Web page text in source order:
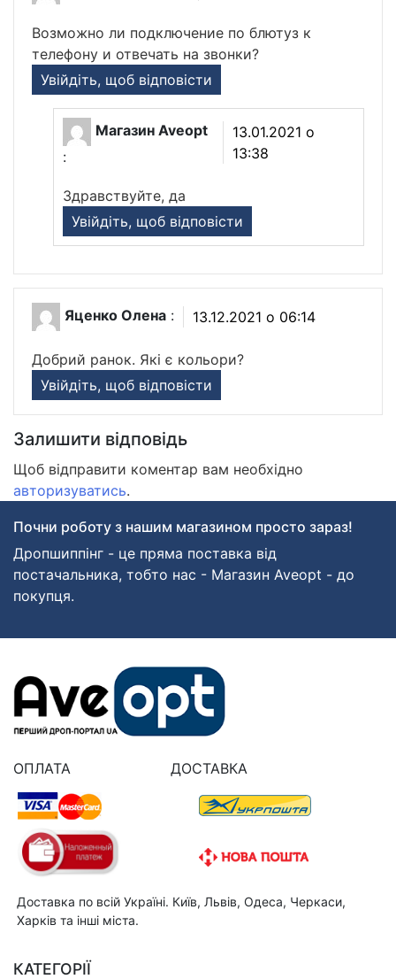
Возможно ли подключение по блютуз к
телефону и отвечать на звонки?
Увійдіть, щоб відповісти
Магазин Aveopt
:
13.01.2021 о
13:38
Здравствуйте, да
Увійдіть, щоб відповісти
Яценко Олена : 13.12.2021 о 06:14
Добрий ранок. Які є кольори?
Увійдіть, щоб відповісти
Залишити відповідь
Щоб відправити коментар вам необхідно
авторизуватись.
Почни роботу з нашим магазином просто зараз!
Дропшиппінг - це пряма поставка від
постачальника, тобто нас - Магазин Aveopt - до
покупця.
ОПЛАТА ДОСТАВКА
Доставка по всій Україні. Київ, Львів, Одеса, Черкаси,
Харків та інші міста.
КАТЕГОРІЇ